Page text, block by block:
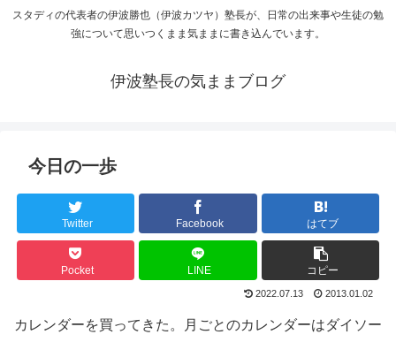
スタディの代表者の伊波勝也（伊波カツヤ）塾長が、日常の出来事や生徒の勉
強について思いつくまま気ままに書き込んでいます。
伊波塾長の気ままブログ
今日の一歩
Twitter Facebook はてブ
Pocket LINE コピー
2022.07.13 2013.01.02
カレンダーを買ってきた。月ごとのカレンダーはダイソー